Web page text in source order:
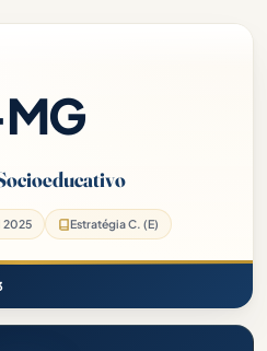
2025 Estratégia C. (E)